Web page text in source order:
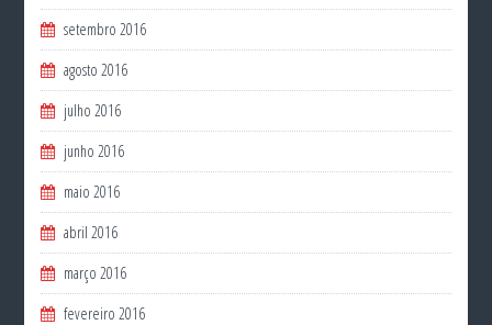
setembro 2016
agosto 2016
julho 2016
junho 2016
maio 2016
abril 2016
março 2016
fevereiro 2016